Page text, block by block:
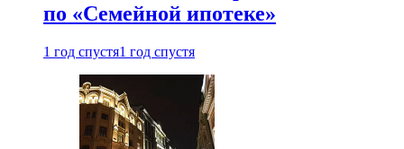
по «Семейной ипотеке»
1 год спустя1 год спустя